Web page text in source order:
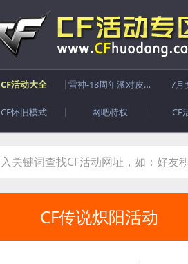
CF活动大全 雷神-18周年派对皮肤 7月
CF怀旧模式 网吧特权 CF
CF传说炽阳活动